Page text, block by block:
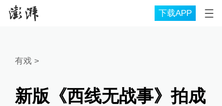
下载APP
有戏 >
新版《西线无战事》拍成